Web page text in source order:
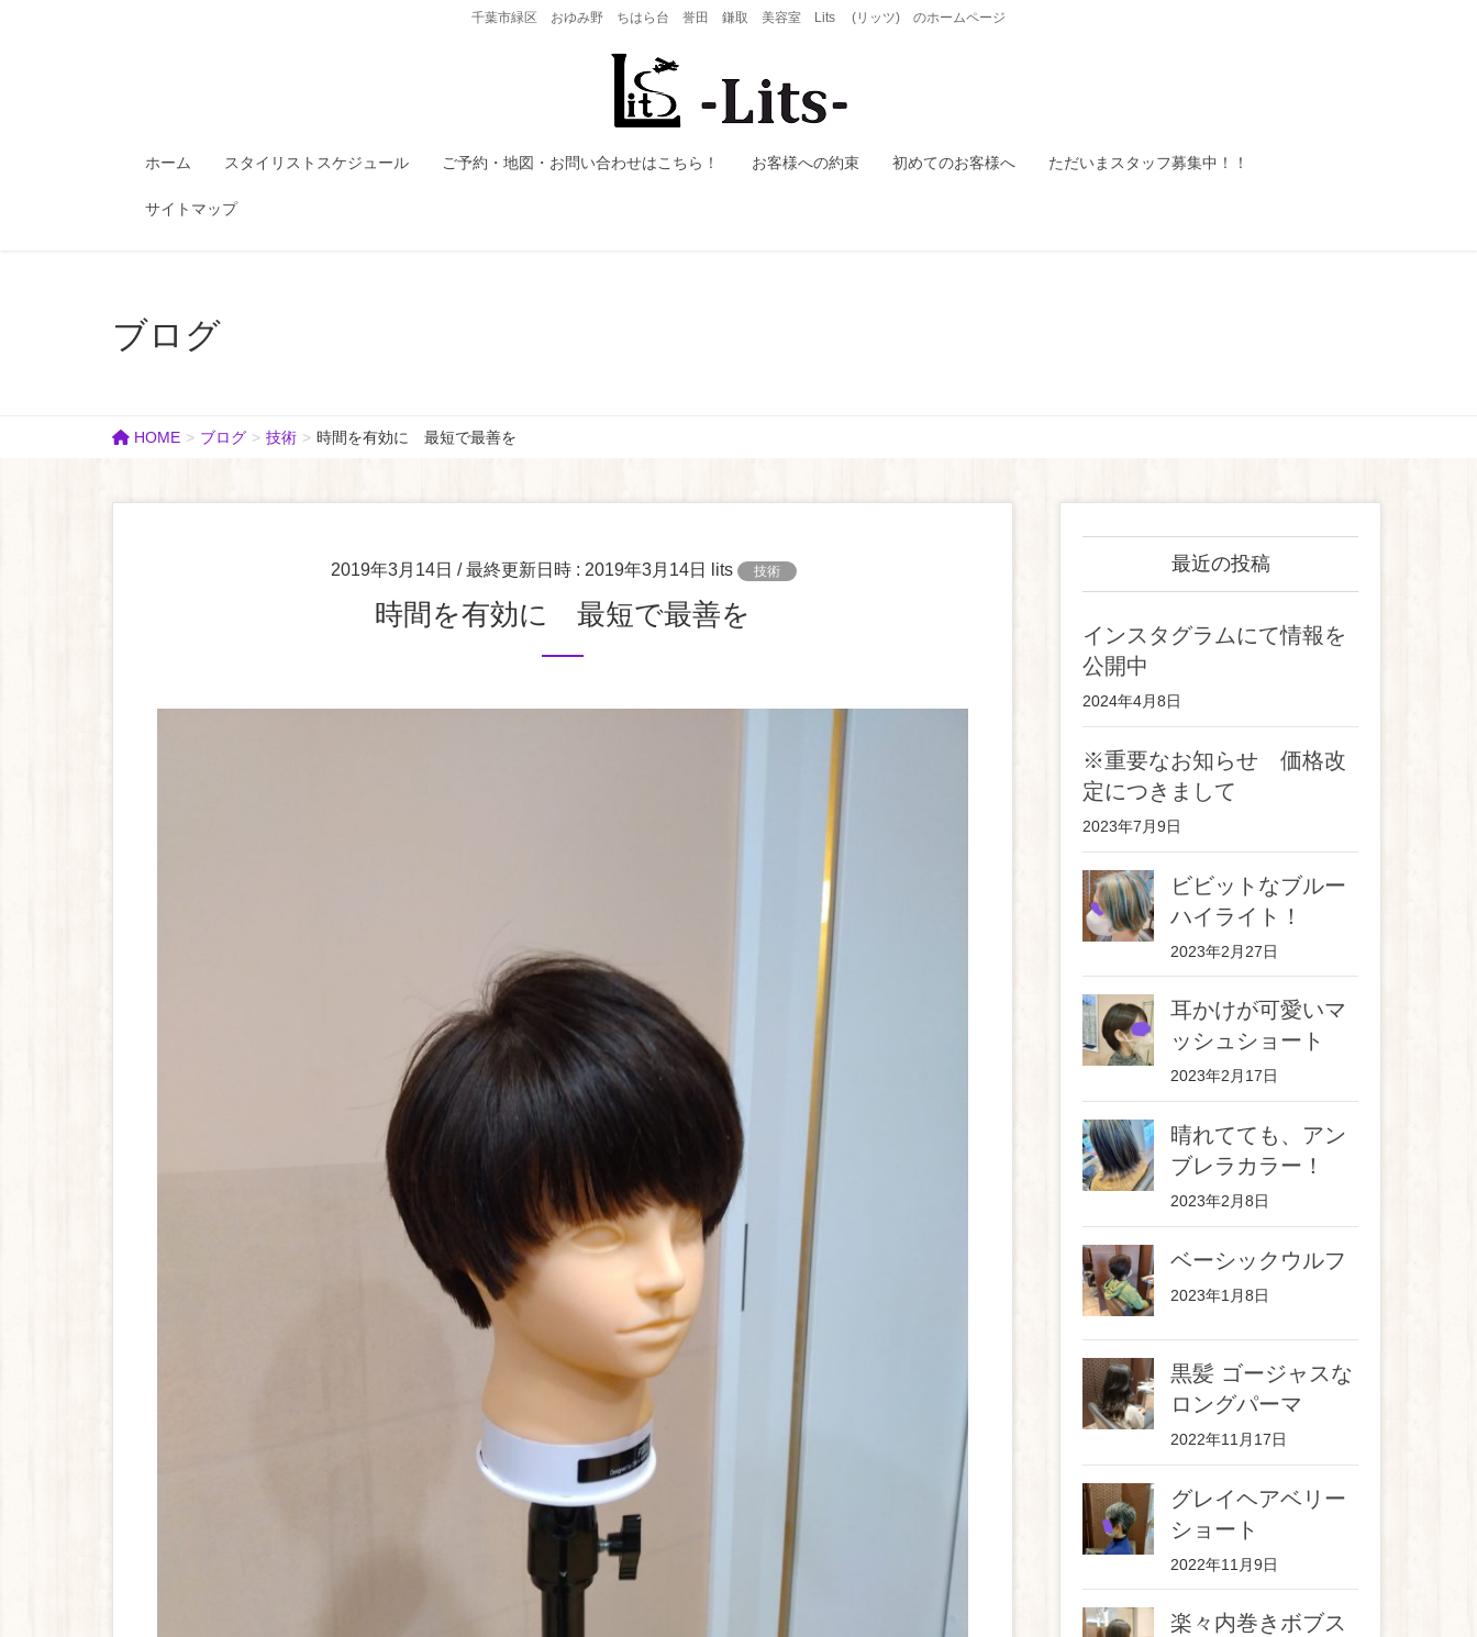
千葉市緑区 おゆみ野 ちはら台 誉田 鎌取 美容室 Lits (リッツ) のホームページ
ホーム スタイリストスケジュール ご予約・地図・お問い合わせはこちら！ お客様への約束 初めてのお客様へ ただいまスタッフ募集中！！
サイトマップ
ブログ
HOME ブログ 技術 時間を有効に 最短で最善を
2019年3月14日 / 最終更新日時 : 2019年3月14日 lits 技術
時間を有効に 最短で最善を
最近の投稿
インスタグラムにて情報を
公開中
2024年4月8日
※重要なお知らせ 価格改
定につきまして
2023年7月9日
ビビットなブルー
ハイライト！
2023年2月27日
耳かけが可愛いマ
ッシュショート
2023年2月17日
晴れてても、アン
ブレラカラー！
2023年2月8日
ベーシックウルフ
2023年1月8日
黒髪 ゴージャスな
ロングパーマ
2022年11月17日
グレイヘアベリー
ショート
2022年11月9日
楽々内巻きボブス